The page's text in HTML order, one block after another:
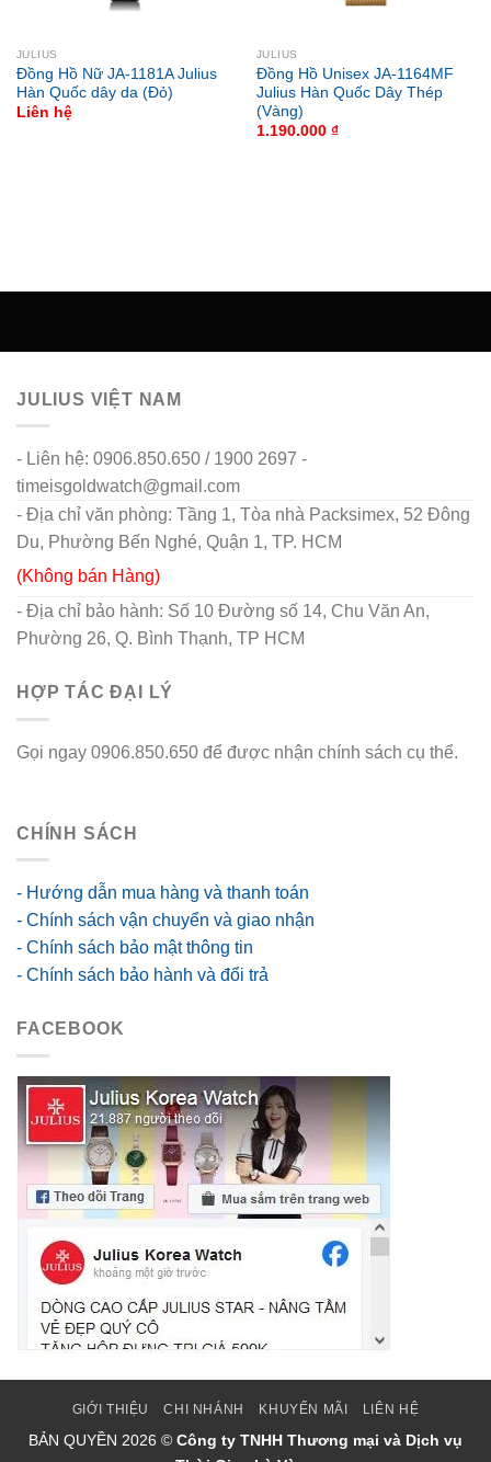
JULIUS
Đồng Hồ Nữ JA-1181A Julius
Hàn Quốc dây da (Đỏ)
Liên hệ
JULIUS
Đồng Hồ Unisex JA-1164MF
Julius Hàn Quốc Dây Thép
(Vàng)
1.190.000 ₫
JULIUS VIỆT NAM
- Liên hệ: 0906.850.650 / 1900 2697 -
timeisgoldwatch@gmail.com
- Địa chỉ văn phòng: Tầng 1, Tòa nhà Packsimex, 52 Đông
Du, Phường Bến Nghé, Quận 1, TP. HCM
(Không bán Hàng)
- Địa chỉ bảo hành: Số 10 Đường số 14, Chu Văn An,
Phường 26, Q. Bình Thạnh, TP HCM
HỢP TÁC ĐẠI LÝ
Gọi ngay 0906.850.650 để được nhận chính sách cụ thể.
CHÍNH SÁCH
- Hướng dẫn mua hàng và thanh toán
- Chính sách vận chuyển và giao nhận
- Chính sách bảo mật thông tin
- Chính sách bảo hành và đổi trả
FACEBOOK
GIỚI THIỆU CHI NHÁNH KHUYẾN MÃI LIÊN HỆ
BẢN QUYỀN 2026 © Công ty TNHH Thương mại và Dịch vụ